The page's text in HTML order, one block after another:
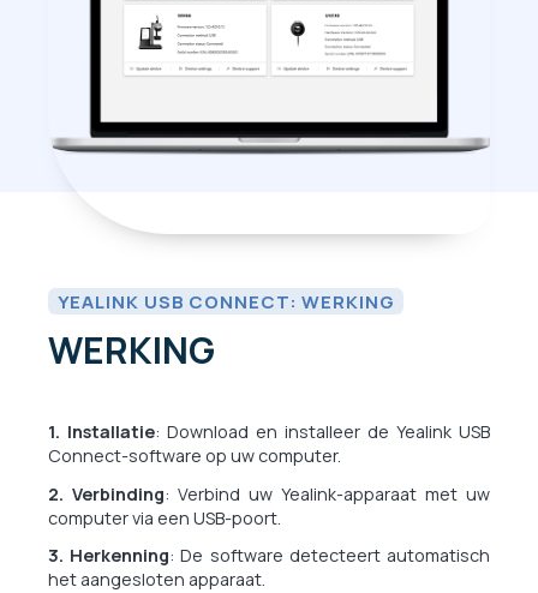
YEALINK USB CONNECT: WERKING
WERKING
1. Installatie: Download en installeer de Yealink USB
Connect-software op uw computer.
2. Verbinding: Verbind uw Yealink-apparaat met uw
computer via een USB-poort.
3. Herkenning: De software detecteert automatisch
het aangesloten apparaat.